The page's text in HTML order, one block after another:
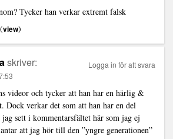
Tycker han verkar extremt falsk
(view)
skriver:
videor och tycker att han har en härlig &
Dock verkar det som att han har en del
sett i kommentarsfältet här som jag ej
att jag hör till den ”yngre generationen”
Logga in för att svara